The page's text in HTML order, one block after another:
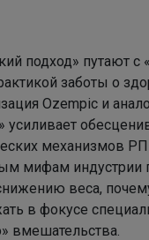
подход» путают с
заботы о
Ozempic и
механизмов
мифам индустрии
веса,
в фокусе
вмешательства.